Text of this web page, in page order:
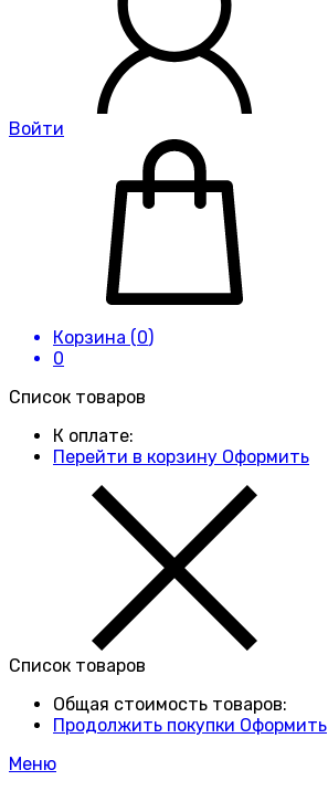
Войти
Корзина (0)
0
Список товаров
К оплате:
Перейти в корзину Оформить
Список товаров
Общая стоимость товаров:
Продолжить покупки Оформить
Меню